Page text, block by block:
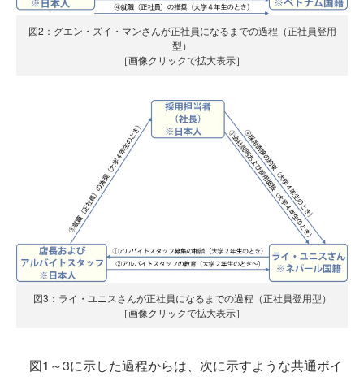
図2：グエン・ズイ・マンさんが正社員になるまでの過程（正社員登用
型）
［画像クリックで拡大表示］
図3：ライ・ユニスさんが正社員になるまでの過程（正社員登用型）
［画像クリックで拡大表示］
図1～3に示した過程からは、次に示すような共通ポイ